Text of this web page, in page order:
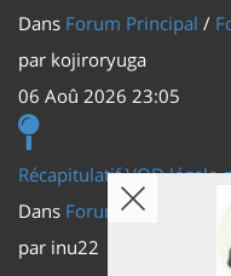
Dans Forum Principal /
par kojiroryuga
06 Aoû 2026 23:05
Récapitulatif VOD légale
Dans Forum Principal
par inu22